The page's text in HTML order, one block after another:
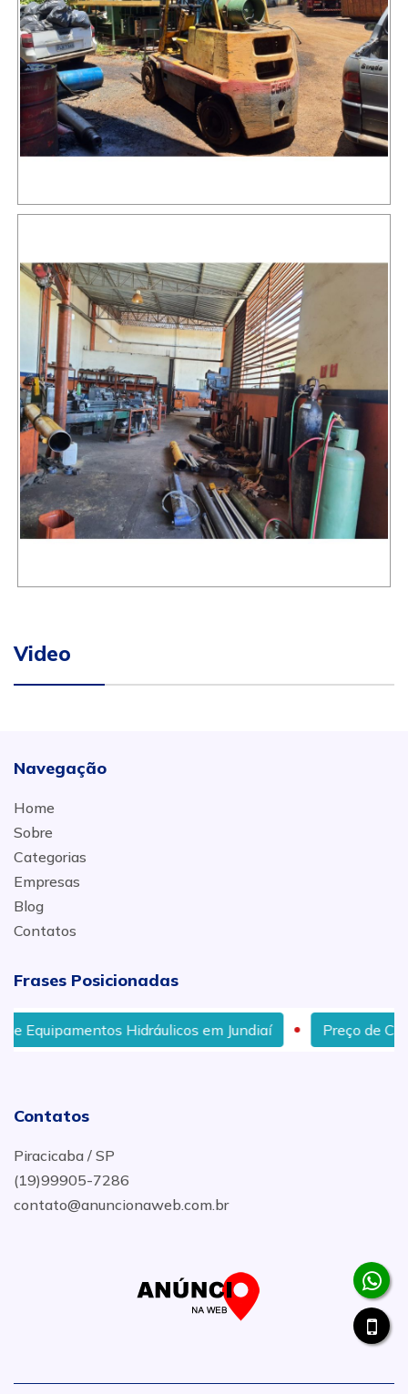
Video
Navegação
Home
Sobre
Categorias
Empresas
Blog
Contatos
Frases Posicionadas
Hidráulicos em Jundiaí Preço de Cilindros
Contatos
Piracicaba / SP
(19)99905-7286
contato@anuncionaweb.com.br